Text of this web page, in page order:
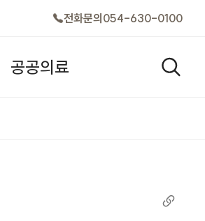
전화문의 054-630-0100
공공의료 검색창